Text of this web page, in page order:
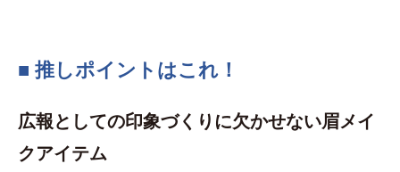
■ 推しポイントはこれ！
広報としての印象づくりに欠かせない眉メイ
クアイテム